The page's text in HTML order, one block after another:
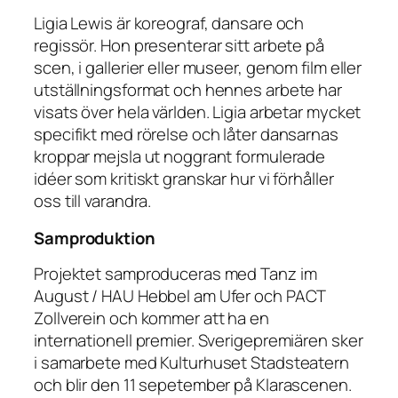
Ligia Lewis är koreograf, dansare och
regissör. Hon presenterar sitt arbete på
scen, i gallerier eller museer, genom film eller
utställningsformat och hennes arbete har
visats över hela världen. Ligia arbetar mycket
specifikt med rörelse och låter dansarnas
kroppar mejsla ut noggrant formulerade
idéer som kritiskt granskar hur vi förhåller
oss till varandra.
Samproduktion
Projektet samproduceras med Tanz im
August / HAU Hebbel am Ufer och PACT
Zollverein och kommer att ha en
internationell premier. Sverigepremiären sker
i samarbete med Kulturhuset Stadsteatern
och blir den 11 sepetember på Klarascenen.